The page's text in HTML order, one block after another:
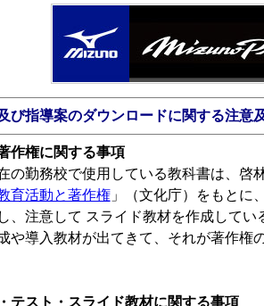
び指導案のダウンロードに関する注意
作権に関する事項
の勤務校で使用している教科書は、啓
育活動と著作権」（文化庁）をもとに、
、注意して スライド教材を作成して
や導入教材が出てきて、それが著作権
テスト・スライド教材に関する事項